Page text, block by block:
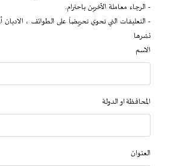
- الرجاء معاملة الآخرين باحترام.
- التعليقات التي تحوي تحريضاً على الطوائف ،
نشرها
الاسم
المحافظة او الدولة
العنوان